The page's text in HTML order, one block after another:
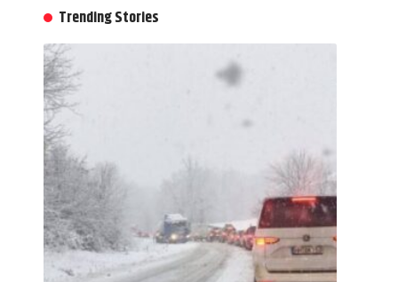
Trending Stories